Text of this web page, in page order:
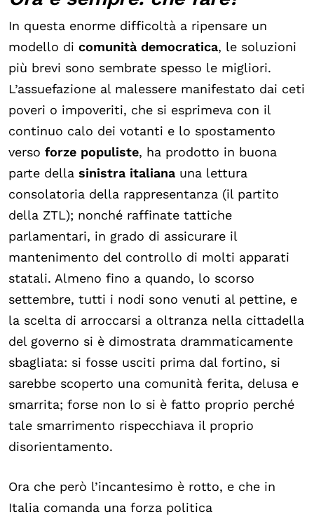
In questa enorme difficoltà a ripensare un
modello di comunità democratica, le soluzioni
più brevi sono sembrate spesso le migliori.
L’assuefazione al malessere manifestato dai ceti
poveri o impoveriti, che si esprimeva con il
continuo calo dei votanti e lo spostamento
verso forze populiste, ha prodotto in buona
parte della sinistra italiana una lettura
consolatoria della rappresentanza (il partito
della ZTL); nonché raffinate tattiche
parlamentari, in grado di assicurare il
mantenimento del controllo di molti apparati
statali. Almeno fino a quando, lo scorso
settembre, tutti i nodi sono venuti al pettine, e
la scelta di arroccarsi a oltranza nella cittadella
del governo si è dimostrata drammaticamente
sbagliata: si fosse usciti prima dal fortino, si
sarebbe scoperto una comunità ferita, delusa e
smarrita; forse non lo si è fatto proprio perché
tale smarrimento rispecchiava il proprio
disorientamento.
Ora che però l’incantesimo è rotto, e che in
Italia comanda una forza politica